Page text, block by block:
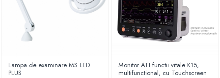
Testare reflexe
Lampi cu infrarosu
Electroencefalografe
Stetoscoape
Lampa de examinare MS LED
PLUS
Monitor ATI functii vitale K15,
multifunctional, cu Touchscreen